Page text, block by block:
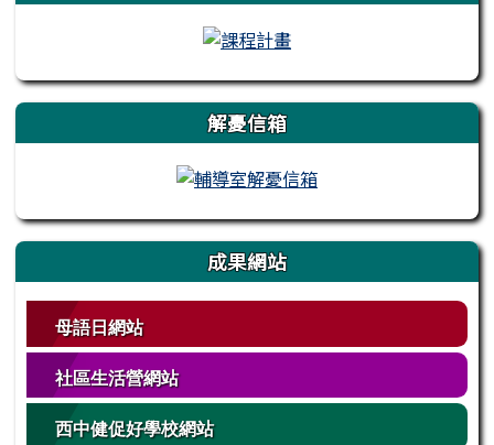
解憂信箱
成果網站
母語日網站
社區生活營網站
西中健促好學校網站